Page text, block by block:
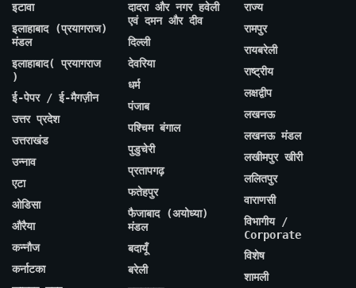
इटावा
इलाहाबाद (प्रयागराज)
मंडल
इलाहाबाद( प्रयागराज
)
ई-पेपर / ई-मैगज़ीन
उत्तर प्रदेश
उत्तराखंड
उन्नाव
एटा
ओडिसा
औरैया
कन्नौज
कर्नाटका
दादरा और नगर हवेली
एवं दमन और दीव
दिल्ली
देवरिया
धर्म
पंजाब
पश्चिम बंगाल
पुडुचेरी
प्रतापगढ़
फतेहपुर
फैजाबाद (अयोध्या)
मंडल
बदायूँ
बरेली
राज्य
रामपुर
रायबरेली
राष्ट्रीय
लक्षद्वीप
लखनऊ
लखनऊ मंडल
लखीमपुर खीरी
ललितपुर
वाराणसी
विभागीय /
Corporate
विशेष
शामली